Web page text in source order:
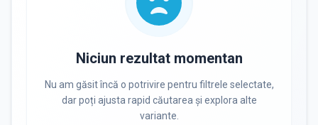
Niciun rezultat momentan
Nu am găsit încă o potrivire pentru filtrele selectate,
dar poți ajusta rapid căutarea și explora alte
variante.